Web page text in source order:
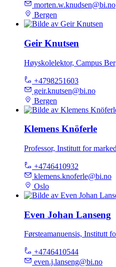
morten.w.knudsen@bi.no
Bergen
Geir Knutsen
Høyskolelektor, Campus
+4798251603
geir.knutsen@bi.no
Bergen
Klemens Knöferle
Professor, Institutt for
+4746410932
klemens.knoferle@bi.no
Oslo
Even Johan Lanseng
Førsteamanuensis, Institutt
+4746410544
even.j.lanseng@bi.no